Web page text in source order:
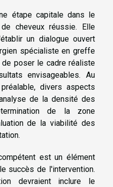
étape capitale dans le
cheveux réussie. Elle
un dialogue ouvert
spécialiste en greffe
poser le cadre réaliste
envisageables. Au
divers aspects
de la densité des
de la zone
de la viabilité des
est un élément
succès de l'intervention.
devraient inclure le